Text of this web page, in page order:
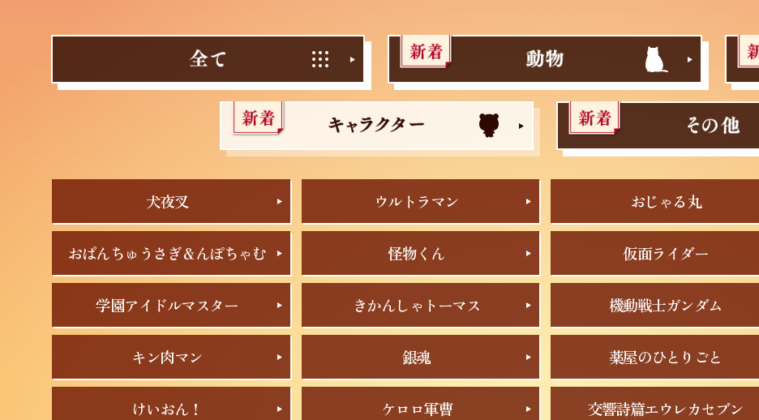
犬夜叉 ウルトラマン おじゃる丸
おぱんちゅうさぎ＆んぽちゃむ 怪物くん 仮面ライダー
学園アイドルマスター きかんしゃトーマス 機動戦士ガンダム
キン肉マン 銀魂 薬屋のひとりごと
けいおん！ ケロロ軍曹 交響詩篇エウレカセブン